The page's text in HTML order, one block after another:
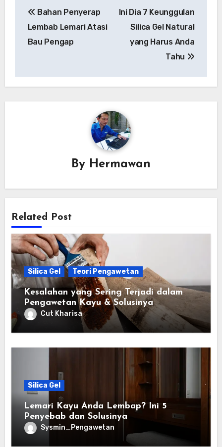
navigation
Bahan Penyerap
Lembab Lemari Atasi
Bau Pengap
Ini Dia 7 Keunggulan
Silica Gel Natural
yang Harus Anda
Tahu
By Hermawan
Related Post
Silica Gel Teori Pengawetan
Kesalahan yang Sering Terjadi dalam
Pengawetan Kayu & Solusinya
Cut Kharisa
Silica Gel
Lemari Kayu Anda Lembap? Ini 5
Penyebab dan Solusinya
Sysmin_Pengawetan